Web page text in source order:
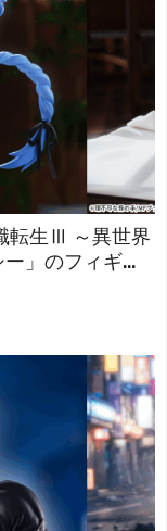
転生Ⅲ ～異世界
」のフィギュ